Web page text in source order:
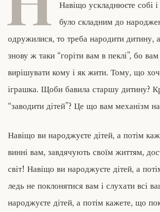
Навіщо ускладнюєте собі
було складним до
одружилися, то треба народити дитину,
знову ж таки “горіти вам в пеклі”, бо
вирішувати кому і як жити. Тому, що
іграшка. Щоби бавила старшу дитину?
“заводити дітей”? Це що вам механізм
Навіщо ви народжуєте дітей, а потім
винні вам, завдячують своїм життям,
світ! Навіщо ви народжуєте дітей, а
ледь не поклонятися вам і слухати всі
народжуєте дітей, а потім кажете, що